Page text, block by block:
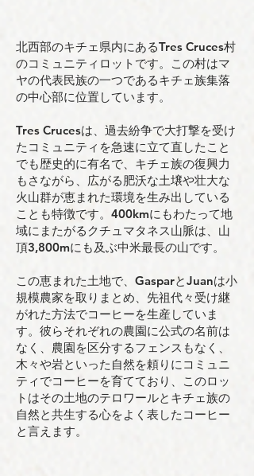
北西部のキチェ県内にあるTres Cruces村
のコミュニティロットです。この村はマ
ヤの代表民族の一つであるキチェ族集落
の中心部に位置しています。
Tres Crucesは、過去紛争で大打撃を受け
たコミュニティを急速に立て直したこと
でも歴史的に有名で、キチェ族の復興力
もさながら、広がる肥沃な土壌や壮大な
火山群が恵まれた環境を生み出している
ことも特徴です。400kmにもわたって地
域にまたがるクチュマタネス山脈は、山
頂3,800mにも及ぶ中米最長の山です。
この恵まれた土地で、GasparとJuanは小
規模農家を取りまとめ、先祖代々受け継
がれた方法でコーヒーを生産していま
す。彼らそれぞれの農園に公式の名前は
なく、農園を区分するフェンスもなく、
木々や岩といった自然を頼りにコミュニ
ティでコーヒーを育てており、
このロッ
トはその土地のテロワールとキチェ族の
自然と共生する心をよく表したコーヒー
と言えます。